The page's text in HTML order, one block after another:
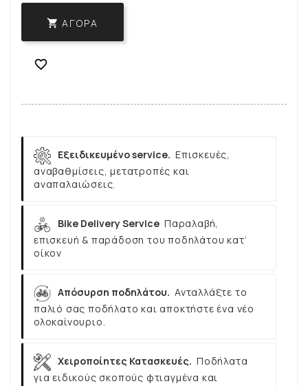
 ΑΓΟΡΆ

Εξειδικευμένο service. Επισκευές,
αναβαθμίσεις, μετατροπές και
αναπαλαιώσεις.
Bike Delivery Service Παραλαβή,
επισκευή & παράδοση του ποδηλάτου κατ’
οίκον
Απόσυρση ποδηλάτου. Ανταλλάξτε το
παλιό σας ποδήλατο και αποκτήστε ένα νέο
ολοκαίνουριο.
Χειροποίητες Κατασκευές. Ποδήλατα
για ειδικούς σκοπούς φτιαγμένα και